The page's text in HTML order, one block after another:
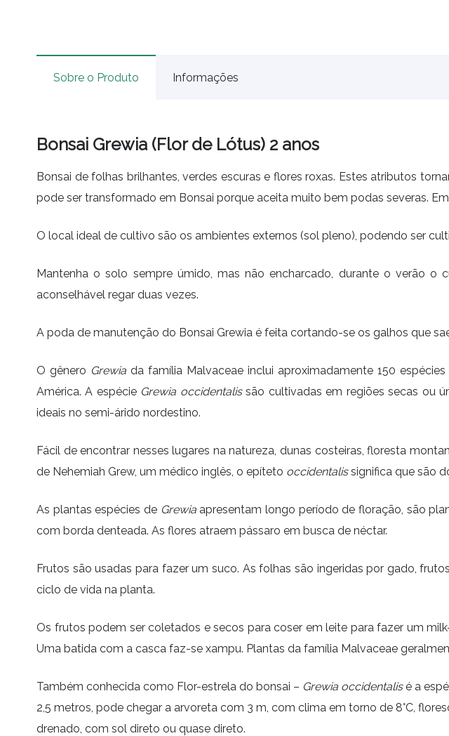
Sobre o Produto Informações
Bonsai Grewia (Flor de Lótus) 2 anos
Bonsai de folhas brilhantes, verdes escuras e flores roxas. Estes atributos
pode ser transformado em Bonsai porque aceita muito bem podas severas.
O local ideal de cultivo são os ambientes externos (sol pleno), podendo ser
Mantenha o solo sempre úmido, mas não encharcado, durante o verão
aconselhável regar duas vezes.
A poda de manutenção do Bonsai Grewia é feita cortando-se os galhos que
O gênero Grewia da família Malvaceae inclui aproximadamente 150
América. A espécie Grewia occidentalissão cultivadas em regiões secas ou
ideais no semi-árido nordestino.
Fácil de encontrar nesses lugares na natureza, dunas costeiras, floresta
de Nehemiah Grew, um médico inglês, o epíteto occidentalissignifica que são
As plantas espécies de Grewiaapresentam longo período de floração, são
com borda denteada. As flores atraem pássaro em busca de néctar.
Frutos são usadas para fazer um suco. As folhas são ingeridas por gado,
ciclo de vida na planta.
Os frutos podem ser coletados e secos para coser em leite para fazer um
Uma batida com a casca faz-se xampu. Plantas da família Malvaceae
Também conhecida como Flor-estrela do bonsai – Grewia occidentalisé a
2,5 metros, pode chegar a arvoreta com 3 m, com clima em torno de 8°C,
drenado, com sol direto ou quase direto.